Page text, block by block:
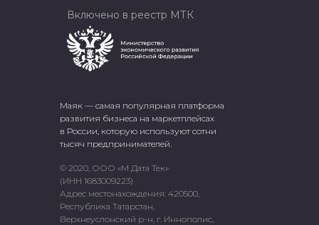
Маяк — самая популярная платформа
развития бизнеса на маркетплейсах
в России, которую используют сотни
тысяч предпринимателей.
© 2020, ООО «М Дата Тек»
(ИНН 1683009223)
Адрес местонахождения: 420500,
Республика Татарстан,
Верхнеуслонский р-н, г. Иннополис,
Включено в реестр МТК